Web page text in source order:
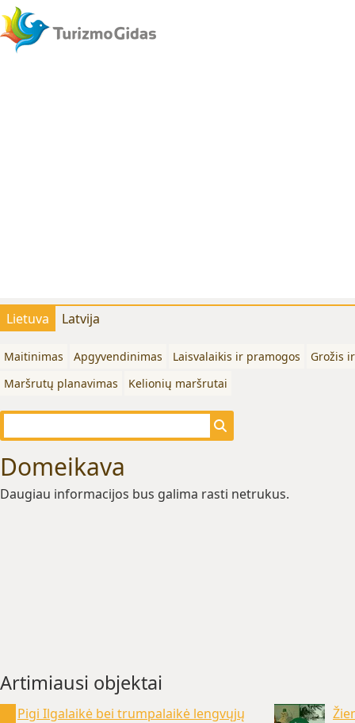
Lietuva Latvija
Maitinimas Apgyvendinimas Laisvalaikis ir pramogos
Grožis
Maršrutų planavimas
Kelionių maršrutai
Domeikava
Daugiau informacijos bus galima rasti netrukus.
Artimiausi objektai
Pigi Ilgalaikė bei trumpalaikė lengvųjų